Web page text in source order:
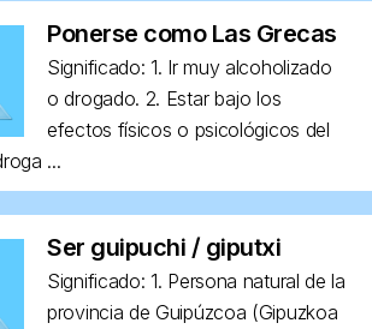
Ponerse como Las Grecas
Significado: 1. Ir muy alcoholizado
o drogado. 2. Estar bajo los
efectos físicos o psicológicos del
...
Ser guipuchi / giputxi
Significado: 1. Persona natural de la
provincia de Guipúzcoa (Gipuzkoa